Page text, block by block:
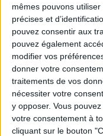
mêmes pouvons
précises et
pouvez consentir aux
pouvez également
modifier vos
donner votre
traitements de vos
nécessiter votre
y opposer. Vous
votre consentement à
cliquant sur le bouton
Peut-on